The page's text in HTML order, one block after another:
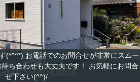
(*^^*) お電話でのお問合せが非常にスムー
ち合わせも大丈夫です！ お気軽にお問合
せ下さい(^^)/